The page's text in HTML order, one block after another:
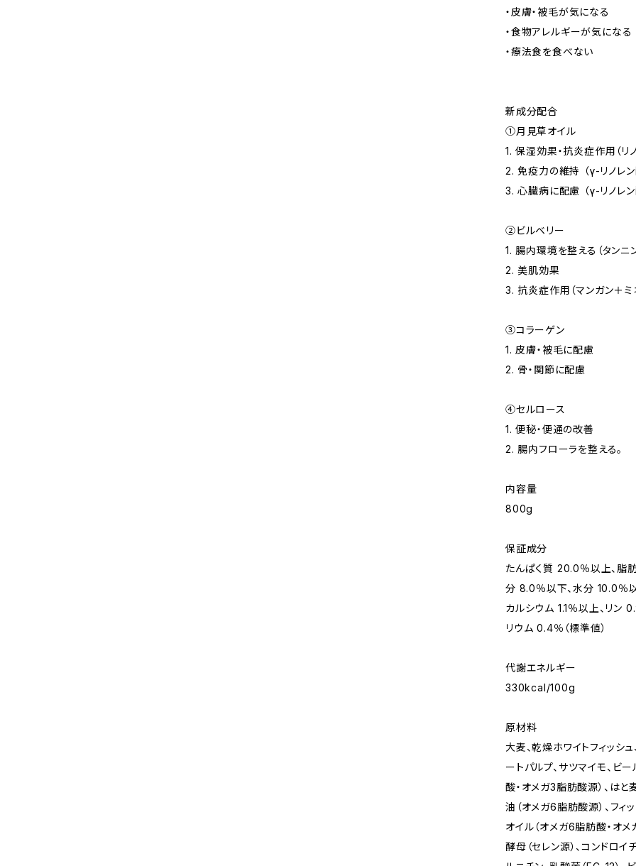
・皮膚・被毛が気になる
・食物アレルギーが気になる
・療法食を食べない
新成分配合
①月見草オイル
1. 保湿効果・抗炎症作用（リ
2. 免疫力の維持 （γ-リノレン
3. 心臓病に配慮 （γ-リノレン
②ビルベリー
1. 腸内環境を整える（タンニン
2. 美肌効果
3. 抗炎症作用（マンガン＋ミ
③コラーゲン
1. 皮膚・被毛に配慮
2. 骨・関節に配慮
④セルロース
1. 便秘・便通の改善
2. 腸内フローラを整える。
内容量
800g
保証成分
たんぱく質 20.0％以上、脂
分 8.0％以下、水分 10.0％
カルシウム 1.1％以上、リン
リウム 0.4％（標準値）
代謝エネルギー
330kcal/100g
原材料
大麦、乾燥ホワイトフィッシ
ートパルプ、サツマイモ、ビ
酸・オメガ3脂肪酸源）、はと
油（オメガ6脂肪酸源）、フィ
オイル（オメガ6脂肪酸・オメ
酵母（セレン源）、コンドロイ